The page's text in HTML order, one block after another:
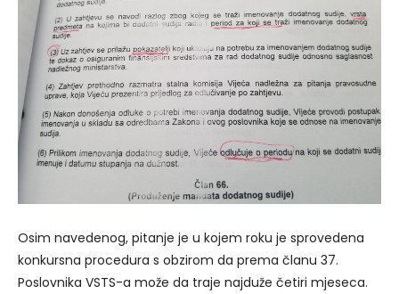
Osim navedenog, pitanje je u kojem roku je sprovedena
konkursna procedura s obzirom da prema članu 37.
Poslovnika VSTS-a može da traje najduže četiri mjeseca.